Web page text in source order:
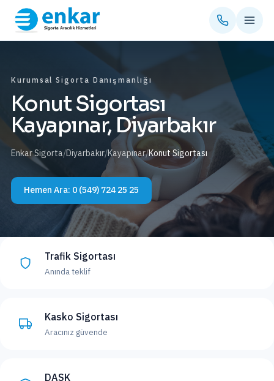
Kurumsal Sigorta Danışmanlığı
Konut Sigortası
Kayapınar, Diyarbakır
Enkar Sigorta/Diyarbakır/Kayapınar/Konut Sigortası
Hemen Ara: 0 (549) 724 25 25
Trafik Sigortası
Anında teklif
Kasko Sigortası
Aracınız güvende
DASK